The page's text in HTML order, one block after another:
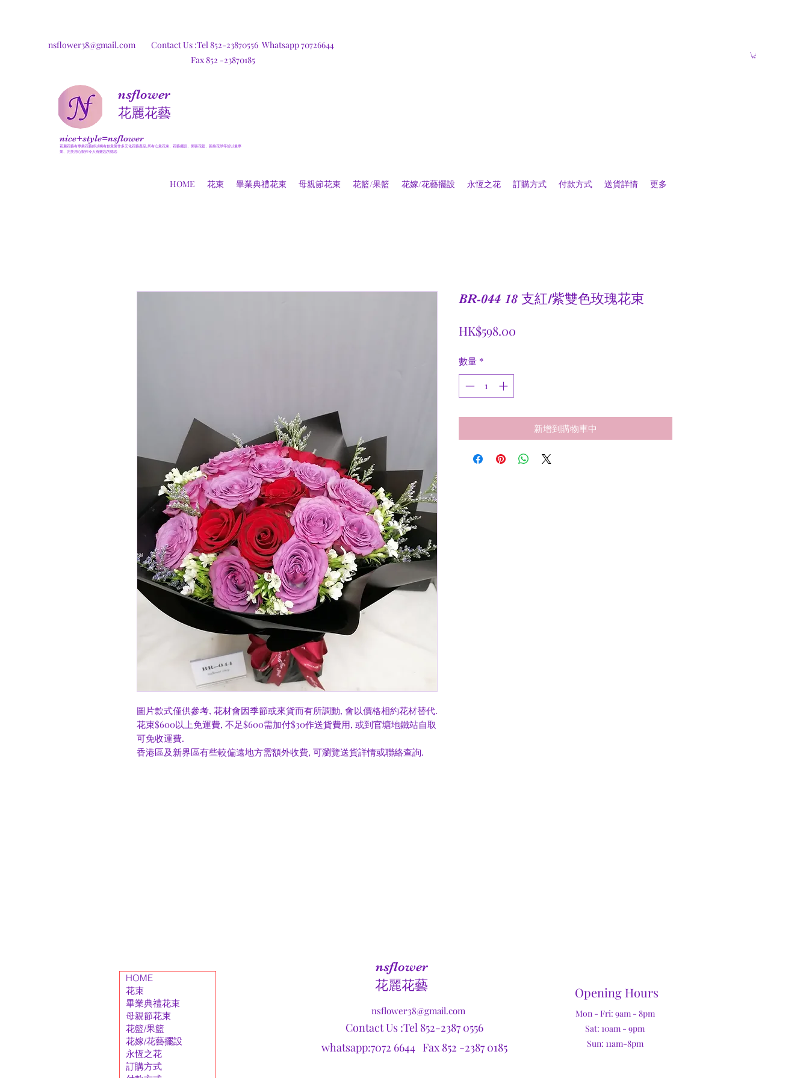
nsflower38@gmail.com Contact Us :Tel 852-23870556 Whatsapp 70726644
Fax 852 -23870185
nsflower
​花麗花藝
nice+style=nsflower
花麗花藝有專業花藝師以獨有創意製作多元化花藝產品,所有心意花束、花藝擺設、開張花籃、新娘花球等皆以最專
業、完美用心製作令人有難忘的憶念
HOME 花束 畢業典禮花束 母親節花束 花籃/果籃 花嫁/花藝擺設 永恆之花 訂購方式 付款方式 送貨詳情 更多
圖片款式僅供參考, 花材會因季節或來貨而有所調動, 會以價格相約花材替代.
花束$600以上免運費, 不足$600需加付$30作送貨費用, 或到官塘地鐵站自取
可免收運費.
香港區及新界區有些較偏遠地方需額外收費, 可瀏覽送貨詳情或聯絡查詢.
BR-044 18 支紅/紫雙色玫瑰花束
HK$598.00
數量 *
新增到購物車中
HOME
花束
畢業典禮花束
母親節花束
花籃/果籃
花嫁/花藝擺設
永恆之花
訂購方式
nsflower
​花麗花藝
nsflower38@gmail.com
Contact Us :Tel 852-2387 0556
whatsapp:7072 6644 Fax 852 -2387 0185
Opening Hours
Mon - Fri: 9am - 8pm
Sat: 10am - 9pm
Sun: 11am-8pm